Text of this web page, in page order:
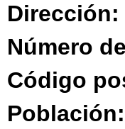
Dirección:
Número
Código
Población: